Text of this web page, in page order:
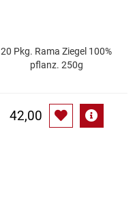
20 Pkg. Rama Ziegel 100%
pflanz. 250g
42,00